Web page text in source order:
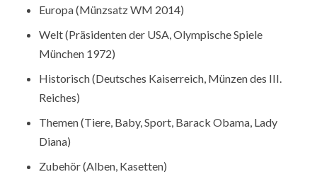
Europa (Münzsatz WM 2014)
Welt (Präsidenten der USA, Olympische Spiele
München 1972)
Historisch (Deutsches Kaiserreich, Münzen des III.
Reiches)
Themen (Tiere, Baby, Sport, Barack Obama, Lady
Diana)
Zubehör (Alben, Kasetten)